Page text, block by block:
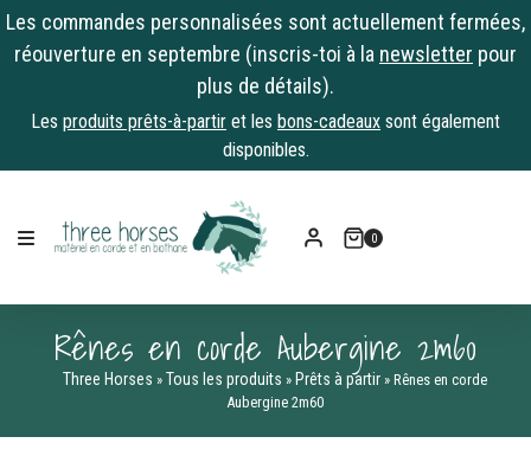
Les commandes personnalisées sont actuellement fermées,
réouverture en septembre (inscris-toi à la newsletter pour
plus de détails).
Les produits prêts-à-partir et les bons-cadeaux sont également
disponibles.
content
0
Rênes en corde Aubergine 2m60
Three Horses » Tous les produits » Prêts à partir» Rênes en corde
Aubergine 2m60